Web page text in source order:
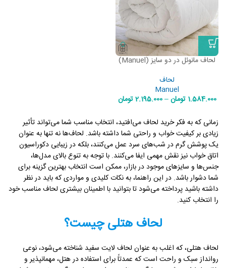
لحاف مانوئل در دو سایز (Manuel)
لحاف
Manuel
1.584.000 تومان–
2.195.000تومان
زمانی که به فکر خرید لحاف می‌افتید، انتخاب مناسب شما می‌تواند تأثیر
زیادی بر کیفیت خواب و راحتی شما داشته باشد. لحاف‌ها نه تنها به عنوان
یک پوشش گرم در شب‌های سرد عمل می‌کنند، بلکه در زیبایی دکوراسیون
اتاق خواب نیز نقش مهمی ایفا می‌کنند. با توجه به تنوع بالای مدل‌ها،
جنس‌ها و سایزهای موجود در بازار، ممکن است انتخاب بهترین گزینه برای
شما دشوار باشد. در این راهنما، به نکات کلیدی و مواردی که باید در نظر
داشته باشید پرداخته می‌شود تا بتوانید با اطمینان بیشتری لحاف مناسب خود
را انتخاب کنید.
لحاف هتلی چیست؟
لحاف هتلی، که اغلب به عنوان لحاف لایت سفید شناخته می‌شود، نوعی
روانداز سبک و راحت است که عمدتاً برای استفاده در هتل، مهمانپذیر و